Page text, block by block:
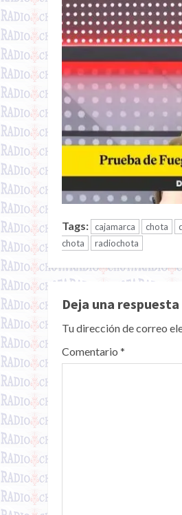
Tags: cajamarca chota
chota
radiochota
Deja una respuesta
Tu dirección de correo
Comentario *